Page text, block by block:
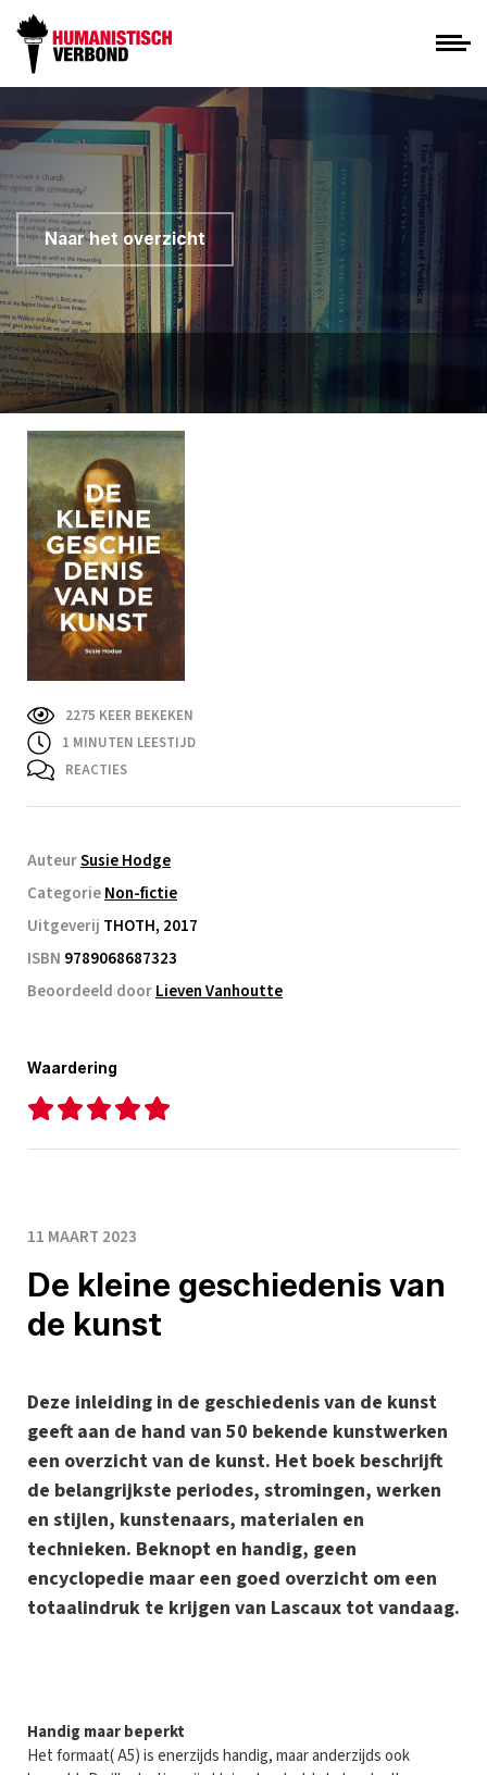
Naar het overzicht
2275 KEER BEKEKEN
1 MINUTEN LEESTIJD
REACTIES
AuteurSusie Hodge
CategorieNon-fictie
Uitgeverij THOTH, 2017
ISBN 9789068687323
Beoordeeld doorLieven Vanhoutte
Waardering
11 MAART 2023
De kleine geschiedenis van
de kunst
Deze inleiding in de geschiedenis van de kunst
geeft aan de hand van 50 bekende kunstwerken
een overzicht van de kunst. Het boek beschrijft
de belangrijkste periodes, stromingen, werken
en stijlen, kunstenaars, materialen en
technieken. Beknopt en handig, geen
encyclopedie maar een goed overzicht om een
totaalindruk te krijgen van Lascaux tot vandaag.
Handig maar beperkt
Het formaat( A5) is enerzijds handig, maar anderzijds ook